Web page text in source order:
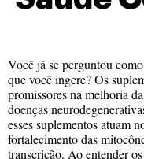
Você já se perguntou
que você ingere? Os
promissores na melhoria
doenças
esses suplementos atuam
fortalecimento das
transcrição. Ao entender